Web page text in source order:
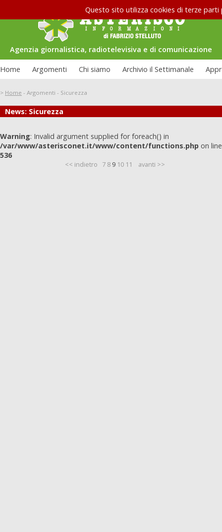
Questo sito utilizza cookies di terze
Agenzia giornalistica, radiotelevisiva e di comunicazione
Home Argomenti Chi siamo Archivio il Settimanale
> Home - Argomenti - Sicurezza
News: Sicurezza
Warning: Invalid argument supplied for foreach() in
/var/www/asterisconet.it/www/content/functions.php on line
536
<< indietro 7 8 9 10 11 avanti >>